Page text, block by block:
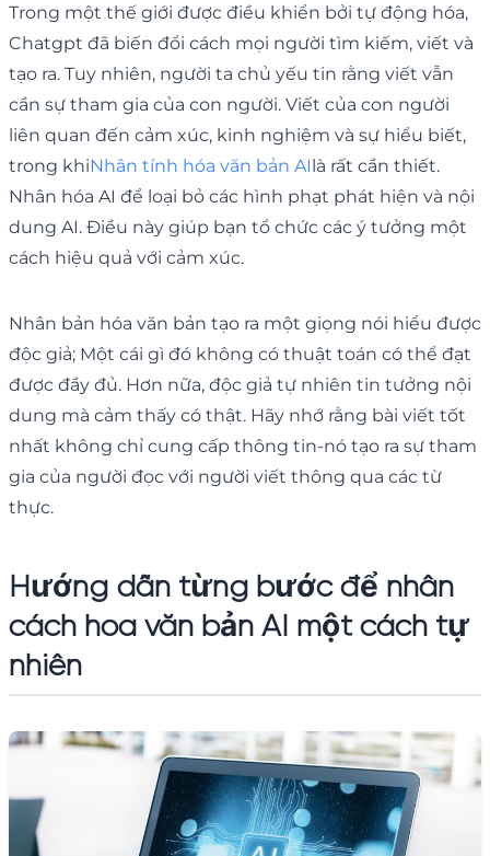
Trong một thế giới được điều khiển bởi tự động hóa,
Chatgpt đã biến đổi cách mọi người tìm kiếm, viết và
tạo ra. Tuy nhiên, người ta chủ yếu tin rằng viết vẫn
cần sự tham gia của con người. Viết của con người
liên quan đến cảm xúc, kinh nghiệm và sự hiểu biết,
trong khiNhân tính hóa văn bản AIlà rất cần thiết.
Nhân hóa AI để loại bỏ các hình phạt phát hiện và nội
dung AI. Điều này giúp bạn tổ chức các ý tưởng một
cách hiệu quả với cảm xúc.
Nhân bản hóa văn bản tạo ra một giọng nói hiểu được
độc giả; Một cái gì đó không có thuật toán có thể đạt
được đầy đủ. Hơn nữa, độc giả tự nhiên tin tưởng nội
dung mà cảm thấy có thật. Hãy nhớ rằng bài viết tốt
nhất không chỉ cung cấp thông tin-nó tạo ra sự tham
gia của người đọc với người viết thông qua các từ
thực.
Hướng dẫn từng bước để nhân
cách hóa văn bản AI một cách tự
nhiên